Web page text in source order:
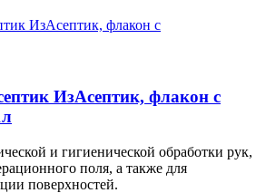
ИзАсептик, флакон с
и гигиенической обработки рук,
поля, а также для
поверхностей.